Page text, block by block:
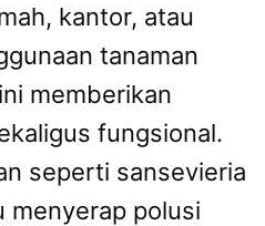
kantor, atau
tanaman
memberikan
fungsional.
seperti sansevieria
menyerap polusi